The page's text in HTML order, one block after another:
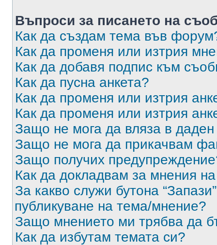
Въпроси за писането на
Как да създам тема във
Как да променя или изтрия
Как да добавя подпис към
Как да пусна анкета?
Как да променя или изтрия
Как да променя или изтрия
Защо не мога да вляза в
Защо не мога да прикачвам
Защо получих
Как да докладвам за мнения
За какво служи бутона
публикуване на тема/мнение?
Защо мнението ми трябва да
Как да избутам темата си?